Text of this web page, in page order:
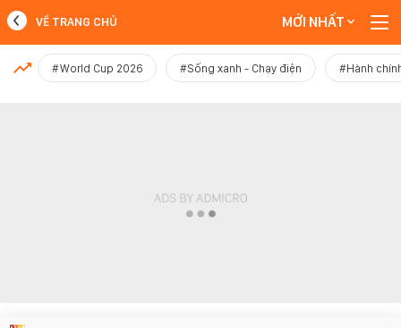
MỚI NHẤT
VỀ TRANG CHỦ MỚI NHẤT
#World Cup 2026 #Sống xanh - Chạy điện #Hành